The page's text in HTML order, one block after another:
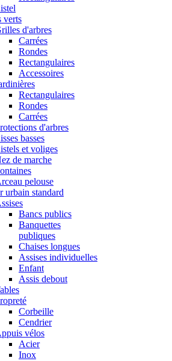
verts
d'arbres
Carrées
Rondes
Rectangulaires
Accessoires
Rectangulaires
Rondes
Carrées
d'arbres
basses
et voliges
de marche
pelouse
urbain standard
Bancs publics
Banquettes
publiques
Chaises longues
Assises individuelles
Enfant
Assis debout
Corbeille
Cendrier
vélos
Acier
Inox